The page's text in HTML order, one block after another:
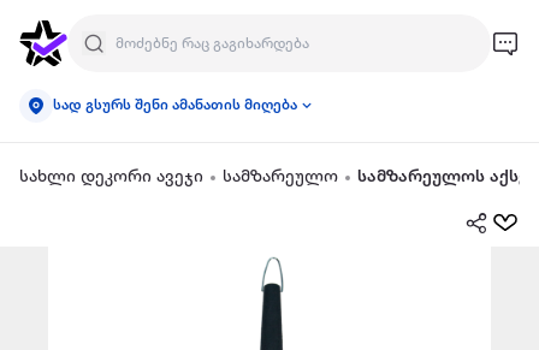
სად გსურს შენი ამანათის მიღება
სახლი დეკორი ავეჯი სამზარეულო სამზარეულოს